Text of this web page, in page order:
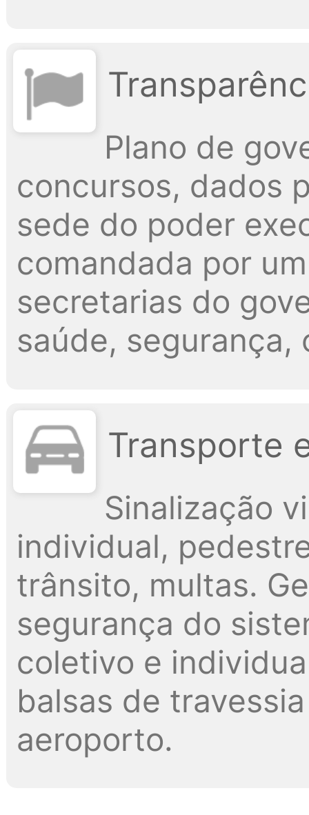
Plano de
concursos, dados
sede do poder
comandada por
secretarias do
saúde,
Transporte
Sinalização
individual,
trânsito, multas.
segurança do
coletivo e
balsas de
aeroporto.